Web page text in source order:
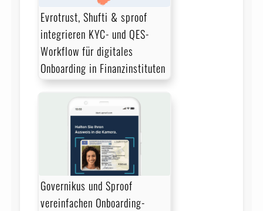
Evrotrust, Shufti & sproof
integrieren KYC- und QES-
Workflow für digitales
Onboarding in Finanzinstituten
Governikus und Sproof
vereinfachen Onboarding-